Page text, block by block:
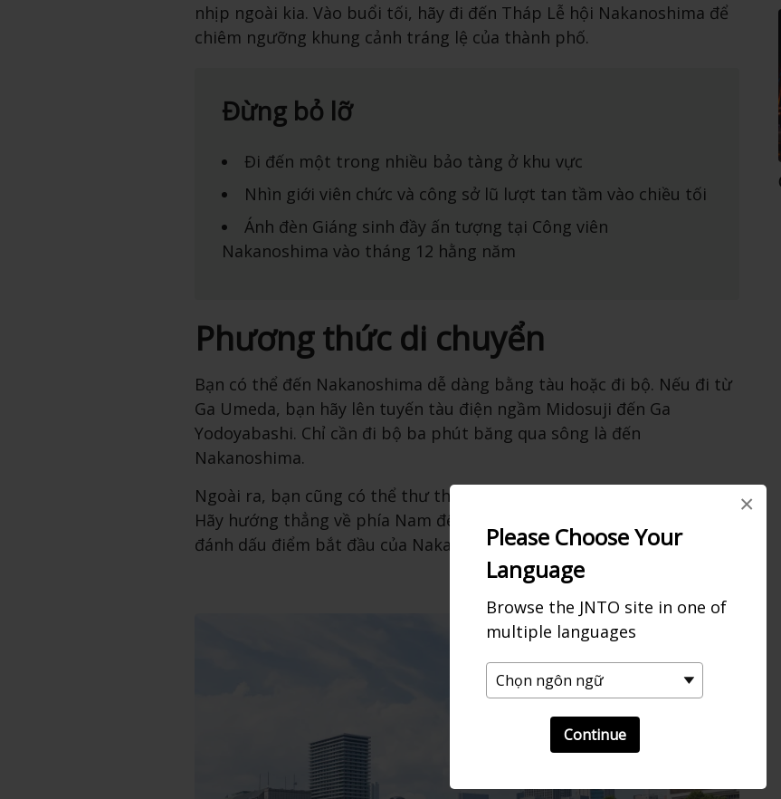
Please Choose Your
Language
Browse the JNTO site in one of
multiple languages
Continue
×
nhịp ngoài kia. Vào buổi tối, hãy đi đến Tháp Lễ hội Nakanoshima để
chiêm ngưỡng khung cảnh tráng lệ của thành phố.
Đừng bỏ lỡ
Đi đến một trong nhiều bảo tàng ở khu vực
Nhìn giới viên chức và công sở lũ lượt tan tầm vào chiều tối
Ánh đèn Giáng sinh đầy ấn tượng tại Công viên
Nakanoshima vào tháng 12 hằng năm
Phương thức di chuyển
Bạn có thể đến Nakanoshima dễ dàng bằng tàu hoặc đi bộ. Nếu đi từ
Ga Umeda, bạn hãy lên tuyến tàu điện ngầm Midosuji đến Ga
Yodoyabashi. Chỉ cần đi bộ ba phút băng qua sông là đến
Nakanoshima.
Ngoài ra, bạn cũng có thể thư thả đi từ
Hãy hướng thẳng về phía Nam đến khi bạn băng qua con sông, nơi
đánh dấu điểm bắt đầu của Nakanoshima.